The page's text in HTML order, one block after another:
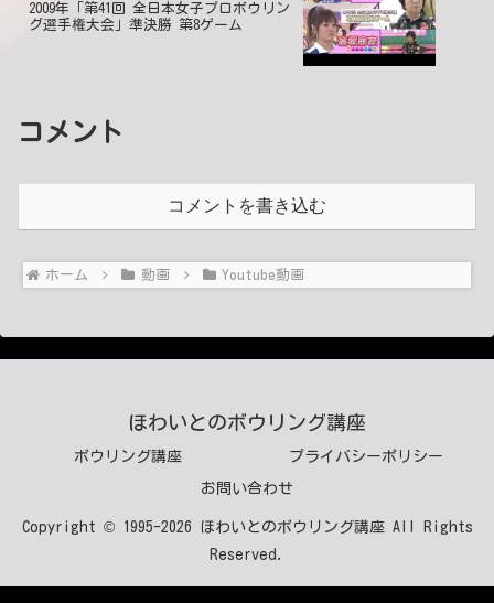
2009年「第41回 全日本女子プロボウリン
グ選手権大会」準決勝 第8ゲーム
コメント
コメントを書き込む
ホーム 動画 Youtube動画
ほわいとのボウリング講座
ボウリング講座 プライバシーポリシー
お問い合わせ
Copyright © 1995-2026 ほわいとのボウリング講座 All Rights
Reserved.